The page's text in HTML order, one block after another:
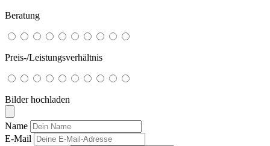
Beratung
Preis-/Leistungsverhältnis
Bilder hochladen
Name
E-Mail